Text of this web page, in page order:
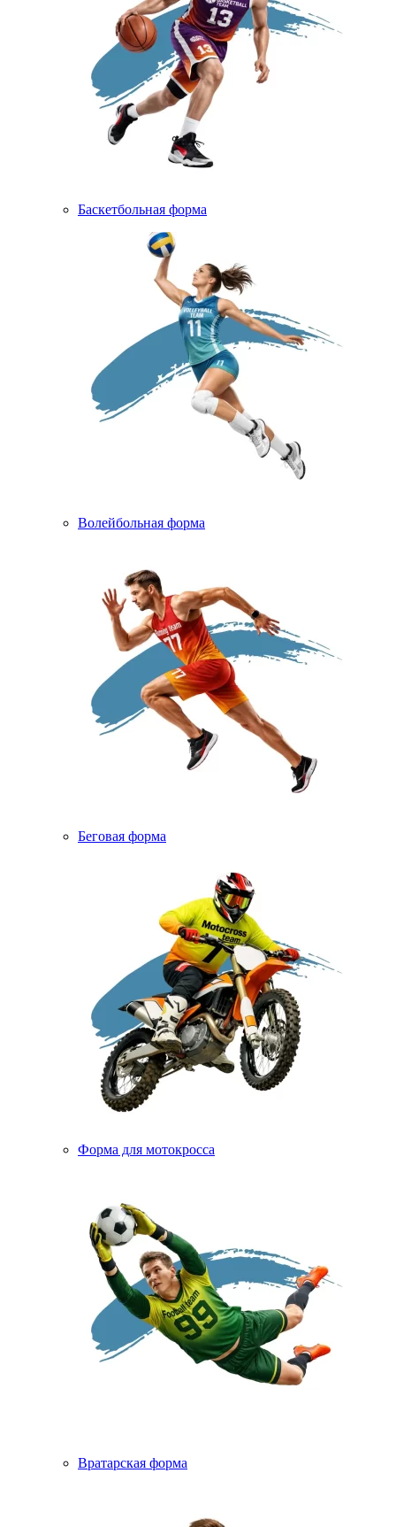
Баскетбольная форма
Волейбольная форма
Беговая форма
Форма для мотокросса
Вратарская форма